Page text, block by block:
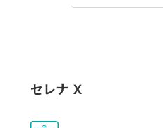
セレナ Ｘ